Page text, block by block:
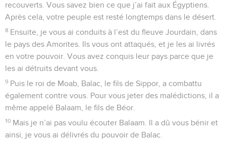
recouverts. Vous savez bien ce que j’ai fait aux Égyptiens.
Après cela, votre peuple est resté longtemps dans le désert.
8 Ensuite, je vous ai conduits à l’est du fleuve Jourdain, dans
le pays des Amorites. Ils vous ont attaqués, et je les ai livrés
en votre pouvoir. Vous avez conquis leur pays parce que je
les ai détruits devant vous.
9 Puis le roi de Moab, Balac, le fils de Sippor, a combattu
également contre vous. Pour vous jeter des malédictions, il a
même appelé Balaam, le fils de Béor.
10 Mais je n’ai pas voulu écouter Balaam. Il a dû vous bénir et
ainsi, je vous ai délivrés du pouvoir de Balac.